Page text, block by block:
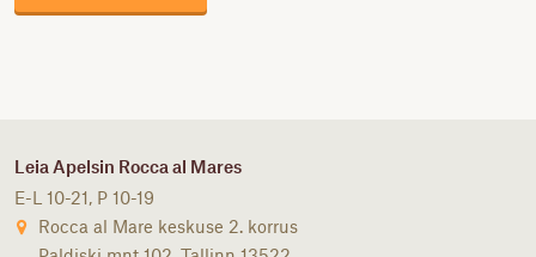
Leia Apelsin Rocca al Mares
E-L 10-21, P 10-19
Rocca al Mare keskuse 2. korrus